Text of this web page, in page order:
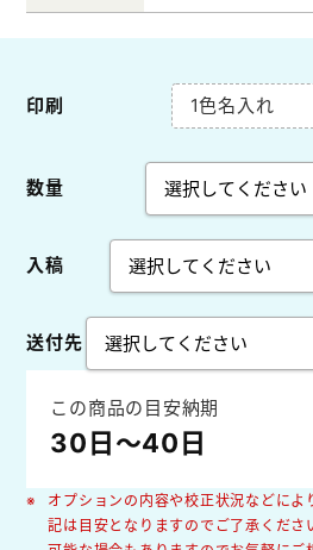
印刷 1色名入れ
数量
入稿
送付先
この商品の目安納期
30日～40日
オプションの内容や校正状況などによ
記は目安となりますのでご了承くださ